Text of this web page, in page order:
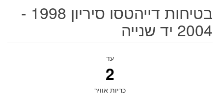
בטיחות דייהטסו סיריון 1998 -
2004 יד שנייה
עד
2
כריות אוויר